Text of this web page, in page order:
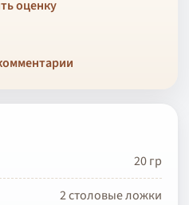
оценку
20 гр
2 столовые ложки